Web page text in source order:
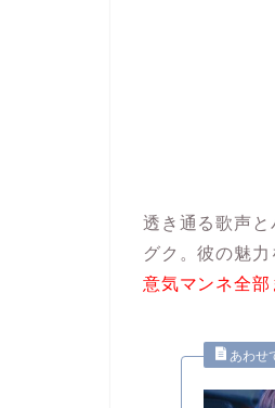
透き通る歌声
グク。彼の魅
意気マンネ全部